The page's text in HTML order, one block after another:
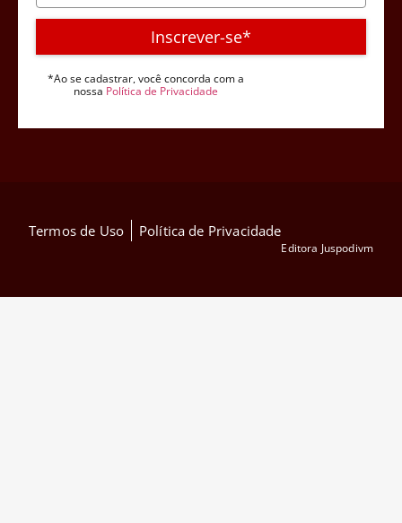
Inscrever-se*
*Ao se cadastrar, você concorda com a
nossa Política de Privacidade
Termos de Uso Política de Privacidade
Editora Juspodivm